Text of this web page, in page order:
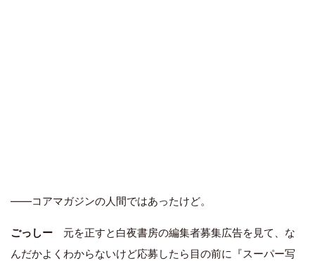
――コアマガジンの人間ではあったけど。
ごっしー 元を正すと白夜書房の編集者募集広告を見て、な
んだかよくわからないけど応募したら目の前に『スーパー写